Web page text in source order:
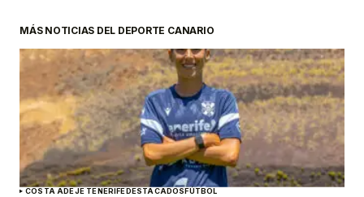
MÁS NOTICIAS DEL DEPORTE CANARIO
COSTA ADEJE TENERIFEDESTACADOSFÚTBOL